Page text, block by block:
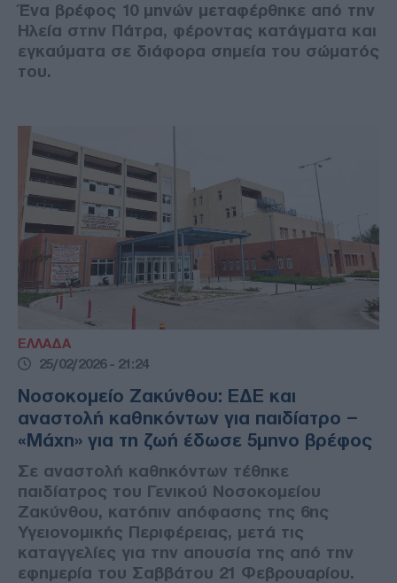
Ένα βρέφος 10 μηνών μεταφέρθηκε από την
Ηλεία στην Πάτρα, φέροντας κατάγματα και
εγκαύματα σε διάφορα σημεία του σώματός
του.
ΕΛΛΑΔΑ
25/02/2026 - 21:24
Νοσοκομείο Ζακύνθου: ΕΔΕ και
αναστολή καθηκόντων για παιδίατρο –
«Μάχη» για τη ζωή έδωσε 5μηνο βρέφος
Σε αναστολή καθηκόντων τέθηκε
παιδίατρος του Γενικού Νοσοκομείου
Ζακύνθου, κατόπιν απόφασης της 6ης
Υγειονομικής Περιφέρειας, μετά τις
καταγγελίες για την απουσία της από την
εφημερία του Σαββάτου 21 Φεβρουαρίου.